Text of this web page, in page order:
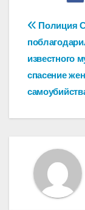
по
Полиция
известного
спасение